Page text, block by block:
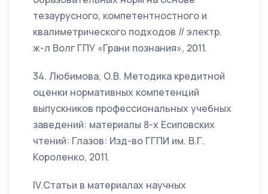
тезаурусного, компетентностного и
квалиметрического подходов // электр.
ж-л Волг ГПУ «Грани познания», 2011.
34. Любимова, О.В. Методика кредитной
оценки нормативных компетенций
выпускников профессиональных учебных
заведений: материалы 8-х Есиповских
чтений: Глазов: Изд-во ГГПИ им. В.Г.
Короленко, 2011.
IV.Статьи в материалах научных